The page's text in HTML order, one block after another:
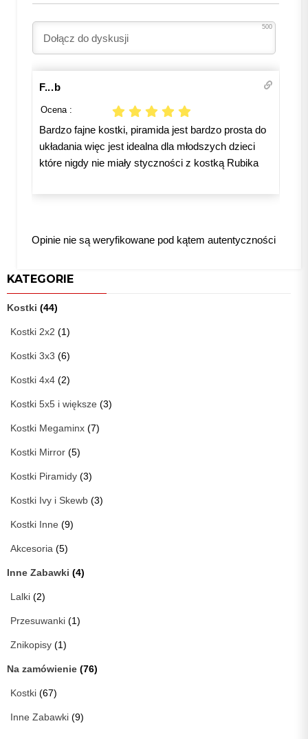
500
F...b
Ocena :
Bardzo fajne kostki, piramida jest bardzo prosta do
układania więc jest idealna dla młodszych dzieci
które nigdy nie miały styczności z kostką Rubika
Opinie nie są weryfikowane pod kątem autentyczności
KATEGORIE
Kostki (44)
Kostki 2x2 (1)
Kostki 3x3 (6)
Kostki 4x4 (2)
Kostki 5x5 i większe (3)
Kostki Megaminx (7)
Kostki Mirror (5)
Kostki Piramidy (3)
Kostki Ivy i Skewb (3)
Kostki Inne (9)
Akcesoria (5)
Inne Zabawki (4)
Lalki (2)
Przesuwanki (1)
Znikopisy (1)
Na zamówienie (76)
Kostki (67)
Inne Zabawki (9)